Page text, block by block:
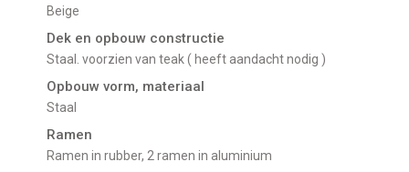
Beige
Dek en opbouw constructie
Staal. voorzien van teak ( heeft aandacht nodig )
Opbouw vorm, materiaal
Staal
Ramen
Ramen in rubber, 2 ramen in aluminium